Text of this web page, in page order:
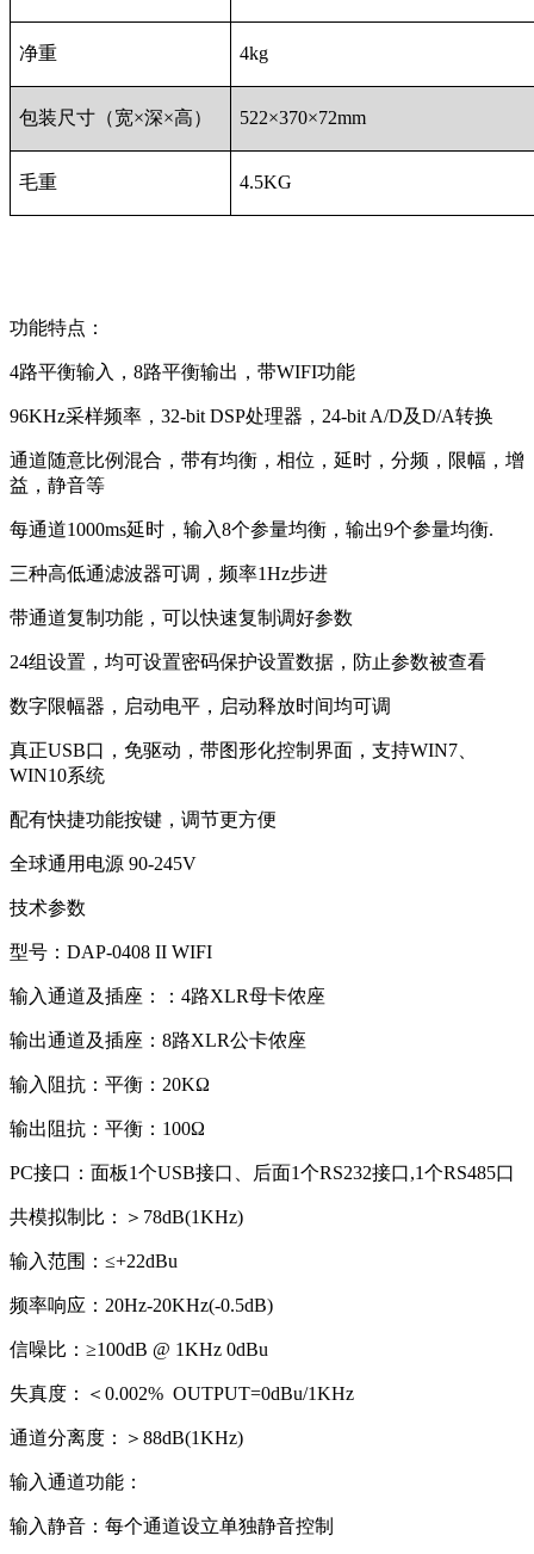
净重 4kg
包装尺寸（宽×深×高） 522×370×72mm
毛重 4.5KG
功能特点：
4路平衡输入，8路平衡输出，带WIFI功能
96KHz采样频率，32-bit DSP处理器，24-bit A/D及D/A转换
通道随意比例混合，带有均衡，相位，延时，分频，限幅，增
益，静音等
每通道1000ms延时，输入8个参量均衡，输出9个参量均衡.
三种高低通滤波器可调，频率1Hz步进
带通道复制功能，可以快速复制调好参数
24组设置，均可设置密码保护设置数据，防止参数被查看
数字限幅器，启动电平，启动释放时间均可调
真正USB口，免驱动，带图形化控制界面，支持WIN7、
WIN10系统
配有快捷功能按键，调节更方便
全球通用电源 90-245V
技术参数
型号：DAP-0408 II WIFI
输入通道及插座：：4路XLR母卡侬座
输出通道及插座：8路XLR公卡侬座
输入阻抗：平衡：20KΩ
输出阻抗：平衡：100Ω
PC接口：面板1个USB接口、后面1个RS232接口,1个RS485口
共模拟制比：＞78dB(1KHz)
输入范围：≤+22dBu
频率响应：20Hz-20KHz(-0.5dB)
信噪比：≥100dB @ 1KHz 0dBu
失真度：＜0.002% OUTPUT=0dBu/1KHz
通道分离度：＞88dB(1KHz)
输入通道功能：
输入静音：每个通道设立单独静音控制